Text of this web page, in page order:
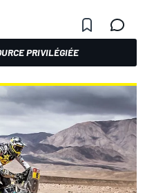
PRIVILÉGIÉE